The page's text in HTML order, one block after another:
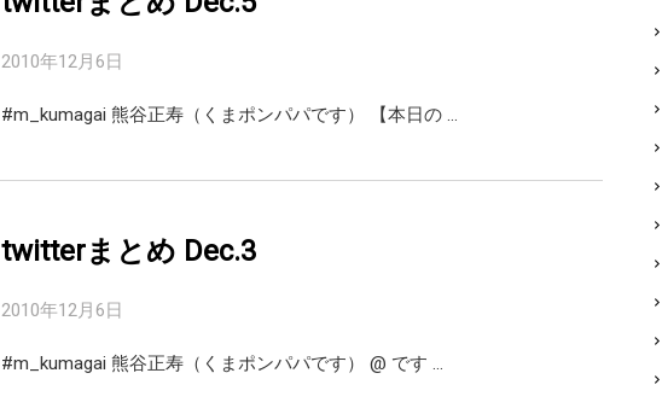
2010年12月6日
#m_kumagai 熊谷正寿（くまポンパパです） 【本日の …
twitterまとめ Dec.3
2010年12月6日
#m_kumagai 熊谷正寿（くまポンパパです） @ です …